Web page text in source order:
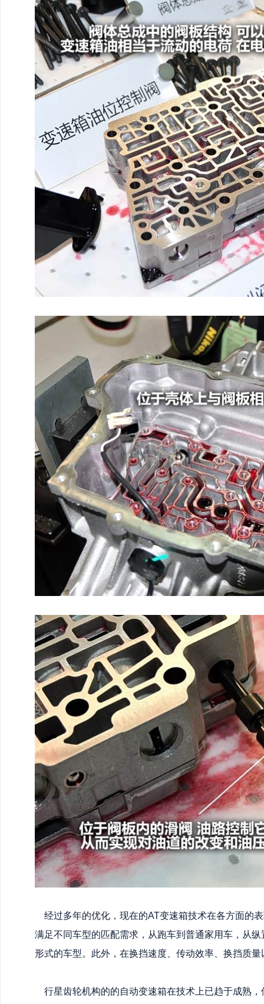
经过多年的优化，现在的AT变速箱技术在各方面的
满足不同车型的匹配需求，从跑车到普通家用车，从
形式的车型。此外，在换挡速度、传动效率、换挡质
行星齿轮机构的的自动变速箱在技术上已趋于成熟